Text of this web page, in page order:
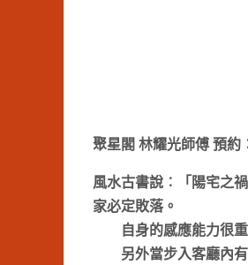
聚星閣 林耀光師傅 預
風水古書說︰「陽宅之
家必定敗落。
自身的感應能力很重
另外當步入客廳內